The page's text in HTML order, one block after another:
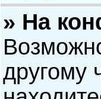
» На
другому